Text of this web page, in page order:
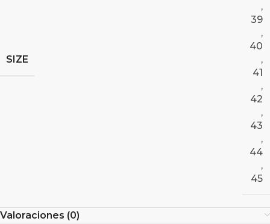
SIZE
,
39
,
40
,
41
,
42
,
43
,
44
,
45
Valoraciones (0)